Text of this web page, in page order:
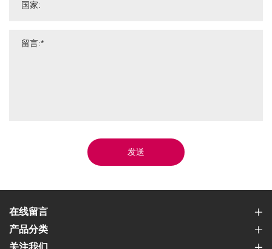
发送
在线留言
产品分类